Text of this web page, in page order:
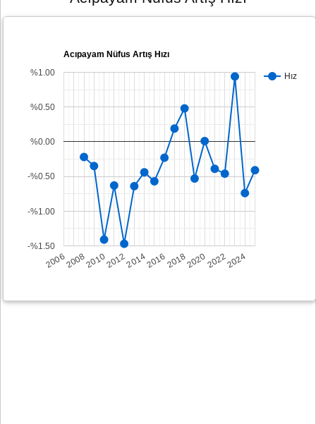
Acıpayam Nüfus Artış Hızı
Hız
2006200820102012201420162018202020222024
-%1.50
-%1.00
-%0.50
%0.00
%0.50
%1.00